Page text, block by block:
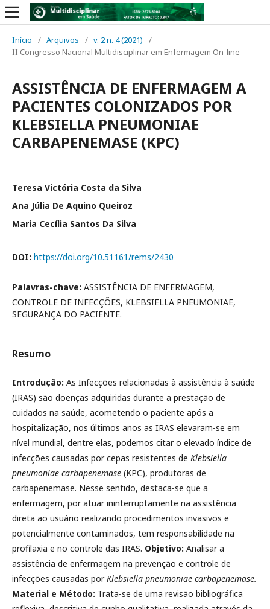
Início / Arquivos / v. 2 n. 4 (2021)
/
II Congresso Nacional Multidisciplinar em Enfermagem On-line
ASSISTÊNCIA DE ENFERMAGEM A
PACIENTES COLONIZADOS POR
KLEBSIELLA PNEUMONIAE
CARBAPENEMASE (KPC)
Teresa Victória Costa da Silva
Ana Júlia De Aquino Queiroz
Maria Cecília Santos Da Silva
DOI: https://doi.org/10.51161/rems/2430
Palavras-chave: ASSISTÊNCIA DE ENFERMAGEM,
CONTROLE DE INFECÇÕES, KLEBSIELLA PNEUMONIAE,
SEGURANÇA DO PACIENTE.
Resumo
Introdução: As Infecções relacionadas à assistência à saúde
(IRAS) são doenças adquiridas durante a prestação de
cuidados na saúde, acometendo o paciente após a
hospitalização, nos últimos anos as IRAS elevaram-se em
nível mundial, dentre elas, podemos citar o elevado índice de
infecções causadas por cepas resistentes de Klebsiella
pneumoniae carbapenemase (KPC), produtoras de
carbapenemase. Nesse sentido, destaca-se que a
enfermagem, por atuar ininterruptamente na assistência
direta ao usuário realizando procedimentos invasivos e
potencialmente contaminados, tem responsabilidade na
profilaxia e no controle das IRAS. Objetivo: Analisar a
assistência de enfermagem na prevenção e controle de
infecções causadas porKlebsiella pneumoniae carbapenemase.
Material e Método: Trata-se de uma revisão bibliográfica